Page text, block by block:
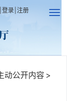
登录 注册
动公开内容 >